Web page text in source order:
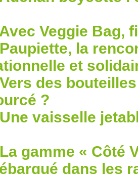
Avec Veggie Bag,
Paupiette, la
et
Vers des
?
Une vaisselle
La gamme « Côté
dans les